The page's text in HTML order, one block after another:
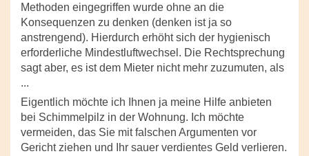
Methoden eingegriffen wurde ohne an die
Konsequenzen zu denken (denken ist ja so
anstrengend). Hierdurch erhöht sich der hygienisch
erforderliche Mindestluftwechsel. Die Rechtsprechung
sagt aber, es ist dem Mieter nicht mehr zuzumuten, als
...
Eigentlich möchte ich Ihnen ja meine Hilfe anbieten
bei Schimmelpilz in der Wohnung. Ich möchte
vermeiden, das Sie mit falschen Argumenten vor
Gericht ziehen und Ihr sauer verdientes Geld verlieren.